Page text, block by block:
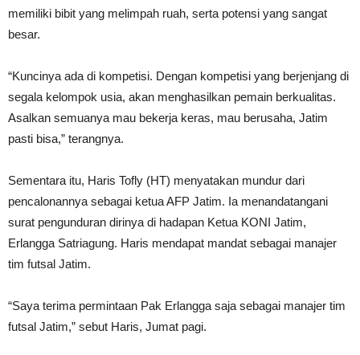
memiliki bibit yang melimpah ruah, serta potensi yang sangat
besar.
“Kuncinya ada di kompetisi. Dengan kompetisi yang berjenjang di
segala kelompok usia, akan menghasilkan pemain berkualitas.
Asalkan semuanya mau bekerja keras, mau berusaha, Jatim
pasti bisa,” terangnya.
Sementara itu, Haris Tofly (HT) menyatakan mundur dari
pencalonannya sebagai ketua AFP Jatim. Ia menandatangani
surat pengunduran dirinya di hadapan Ketua KONI Jatim,
Erlangga Satriagung. Haris mendapat mandat sebagai manajer
tim futsal Jatim.
“Saya terima permintaan Pak Erlangga saja sebagai manajer tim
futsal Jatim,” sebut Haris, Jumat pagi.